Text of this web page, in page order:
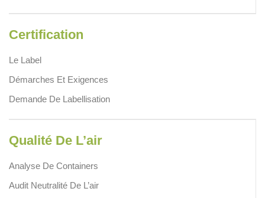
Certification
Le Label
Démarches Et Exigences
Demande De Labellisation
Qualité De L’air
Analyse De Containers
Audit Neutralité De L’air